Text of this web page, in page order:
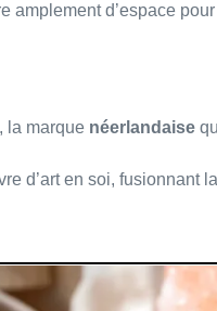
amplement d’espace
, la marque néerlandaise
d’art en soi, fusionnant